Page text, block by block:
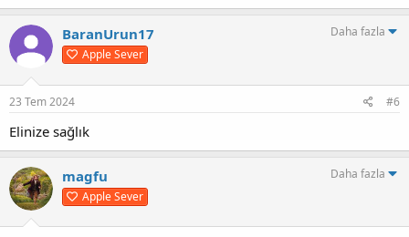
BaranUrun17
Apple Sever
Daha fazla
23 Tem 2024 #6
Elinize sağlık
magfu
Apple Sever
Daha fazla